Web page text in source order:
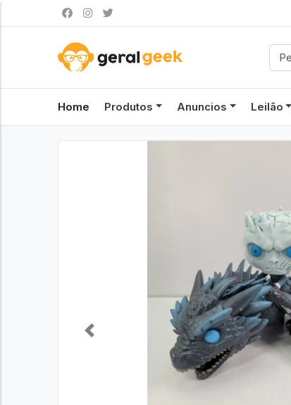
Home Produtos Anuncios Leilão
Previous